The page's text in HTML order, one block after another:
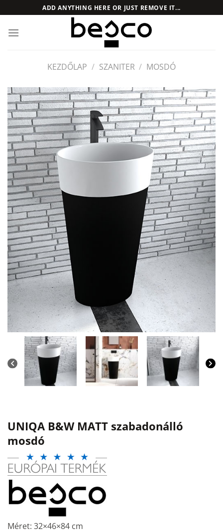
to
content
ADD ANYTHING HERE OR JUST REMOVE IT...
KEZDŐLAP / SZANITER / MOSDÓ
UNIQA B&W MATT szabadonálló
mosdó
Méret: 32×46×84 cm